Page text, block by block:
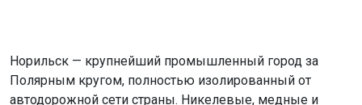
Норильск — крупнейший промышленный город за
Полярным кругом, полностью изолированный от
автодорожной сети страны. Никелевые, медные и